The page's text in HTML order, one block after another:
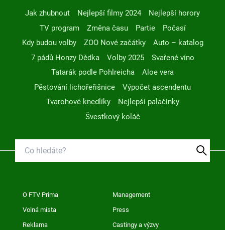
Jak zhubnout Nejlepší filmy 2024
Nejlepší horory
TV program
Změna času Partie
Počasí
Kdy budou volby
ZOO Nové začátky
Auto – katalog
7 pádů Honzy Dědka
Volby 2025
Svařené víno
Tatarák podle Pohlreicha
Aloe vera
Pěstování lichořeřišnice
Výpočet ascendentu
Tvarohové knedlíky
Nejlepší palačinky
Švestkový koláč
O FTV Prima Management
Volná místa Press
Reklama Castingy a výzvy